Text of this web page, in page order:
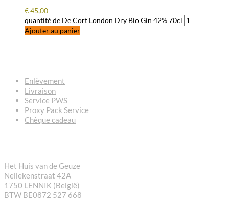
€45,00
quantité de De Cort London Dry Bio Gin 42% 70cl
Ajouter au panier
Enlèvement
Livraison
Service PWS
Proxy Pack Service
Chèque cadeau
Het Huis van de Geuze
Nellekenstraat 42A
1750 LENNIK (België)
BTW BE0872 527 668